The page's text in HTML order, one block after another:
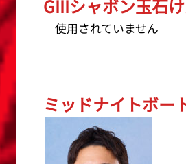
GIIIシャボン玉石
使用されていません
ミッドナイトボー